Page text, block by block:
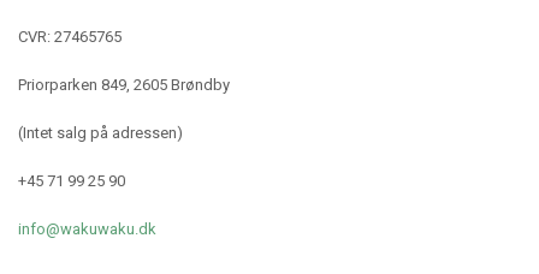
CVR: 27465765
Priorparken 849, 2605 Brøndby
(Intet salg på adressen)
+45 71 99 25 90
info@wakuwaku.dk